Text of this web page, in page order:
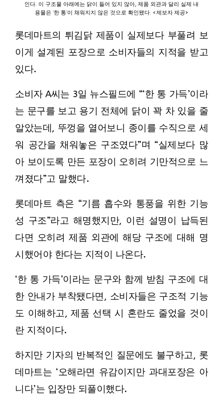
인다. 이 구조물 아래에는 닭이 들어 있지 않아, 제품 외관과 달리 실제 내
용물은 ‘한 통’이 채워지지 않은 것으로 확인됐다. <제보자 제공>
롯데마트의 튀김닭 제품이 실제보다 부풀려 보
이게 설계된 포장으로 소비자들의 지적을 받고
있다.
소비자 A씨는 3일 뉴스필드에 “‘한 통 가득’이라
는 문구를 보고 용기 전체에 닭이 꽉 차 있을 줄
알았는데, 뚜껑을 열어보니 종이를 수직으로 세
워 공간을 채워놓은 구조였다”며 “실제보다 많
아 보이도록 만든 포장이 오히려 기만적으로 느
껴졌다”고 말했다.
롯데마트 측은 “기름 흡수와 통풍을 위한 기능
성 구조”라고 해명했지만, 이런 설명이 납득된
다면 오히려 제품 외관에 해당 구조에 대해 명
시했어야 한다는 지적이 나온다.
‘한 통 가득’이라는 문구와 함께 받침 구조에 대
한 안내가 부착됐다면, 소비자들은 구조적 기능
도 이해하고, 제품 선택 시 혼란도 줄었을 것이
란 지적이다.
하지만 기자의 반복적인 질문에도 불구하고, 롯
데마트는 ‘오해라면 유감이지만 과대포장은 아
니다’는 입장만 되풀이했다.